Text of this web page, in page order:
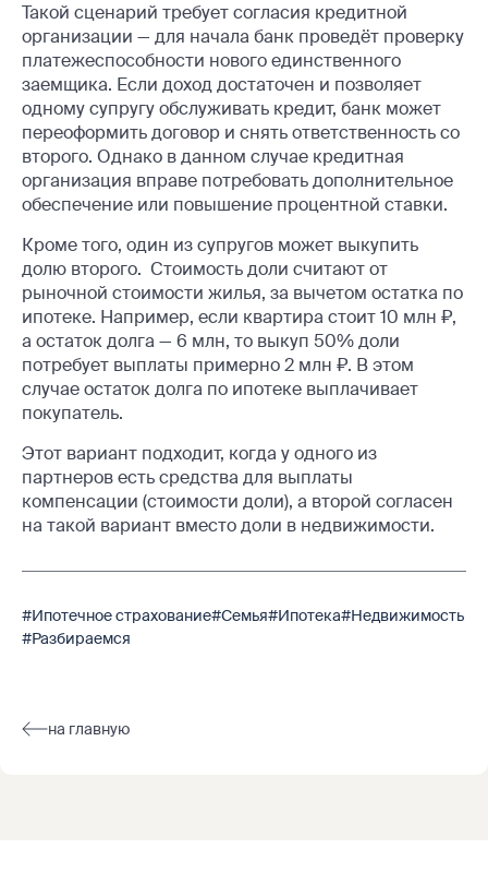
Такой сценарий требует согласия кредитной
организации — для начала банк проведёт проверку
платежеспособности нового единственного
заемщика. Если доход достаточен и позволяет
одному супругу обслуживать кредит, банк может
переоформить договор и снять ответственность со
второго. Однако в данном случае кредитная
организация вправе потребовать дополнительное
обеспечение или повышение процентной ставки.
Кроме того, один из супругов может выкупить
долю второго. Стоимость доли считают от
рыночной стоимости жилья, за вычетом остатка по
ипотеке. Например, если квартира стоит 10 млн ₽,
а остаток долга — 6 млн, то выкуп 50% доли
потребует выплаты примерно 2 млн ₽. В этом
случае остаток долга по ипотеке выплачивает
покупатель.
Этот вариант подходит, когда у одного из
партнеров есть средства для выплаты
компенсации (стоимости доли), а второй согласен
на такой вариант вместо доли в недвижимости.
#Ипотечное страхование#Семья#Ипотека#Недвижимость
#Разбираемся
на главную